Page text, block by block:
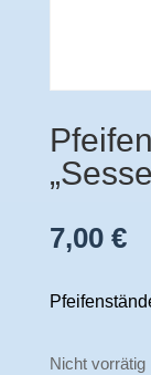
7,00 €
Nicht vorrätig